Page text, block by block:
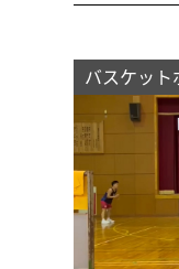
バスケット